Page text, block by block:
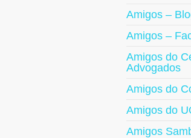
Amigos –
Amigos –
Amigos do
Advogados
Amigos do
Amigos do
Amigos